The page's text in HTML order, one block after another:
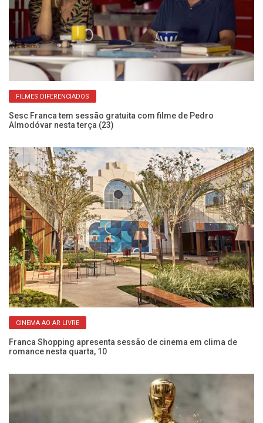
FILMES DIFERENCIADOS
Sesc Franca tem sessão gratuita com filme de Pedro
Almodóvar nesta terça (23)
CINEMA AO AR LIVRE
Franca Shopping apresenta sessão de cinema em clima de
romance nesta quarta, 10